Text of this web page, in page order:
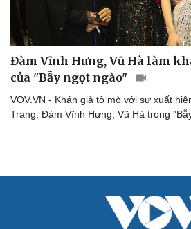
Đàm Vĩnh Hưng, Vũ Hà làm
của "Bẫy ngọt ngào"
VOV.VN - Khán giả tò mò với sự xuất
Trang, Đàm Vĩnh Hưng, Vũ Hà trong